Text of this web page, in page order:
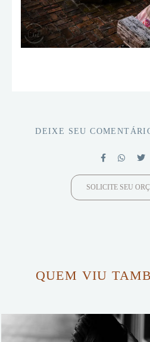
DEIXE SEU
SOLICITE SEU
QUEM VIU